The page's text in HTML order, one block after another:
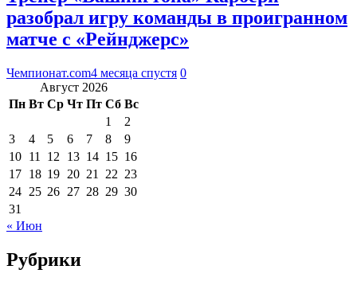
разобрал игру команды в проигранном
матче с «Рейнджерс»
Чемпионат.com4 месяца спустя 0
Август 2026
Пн Вт Ср Чт Пт Сб Вс
1
2
3
4 5 6 7 8
9
10 11 12 13 14 15 16
17 18 19 20 21 22 23
24 25 26 27 28 29 30
31
« Июн
Рубрики